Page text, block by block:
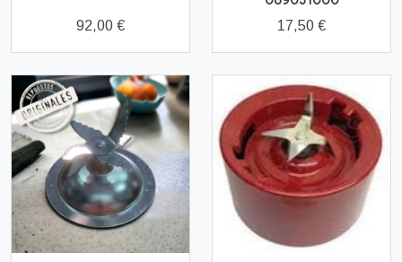
92,00 € 17,50 €